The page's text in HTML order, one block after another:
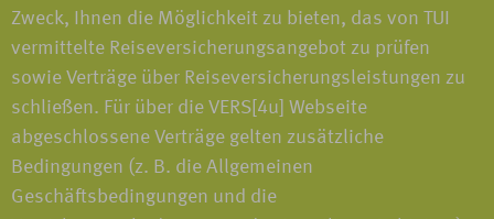
Zweck, Ihnen die Möglichkeit zu bieten, das von TUI
vermittelte Reiseversicherungsangebot zu prüfen
sowie Verträge über Reiseversicherungsleistungen zu
schließen. Für über die VERS[4u] Webseite
abgeschlossene Verträge gelten zusätzliche
Bedingungen (z. B. die Allgemeinen
Geschäftsbedingungen und die